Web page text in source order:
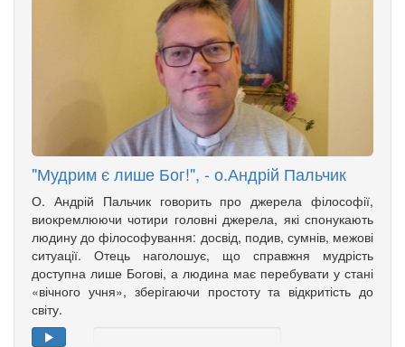
"Мудрим є лише Бог!", - о.Андрій Пальчик
О. Андрій Пальчик говорить про джерела філософії,
виокремлюючи чотири головні джерела, які спонукають
людину до філософування: досвід, подив, сумнів, межові
ситуації. Отець наголошує, що справжня мудрість
доступна лише Богові, а людина має перебувати у стані
«вічного учня», зберігаючи простоту та відкритість до
світу.